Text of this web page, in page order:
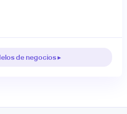
de negocios ▸